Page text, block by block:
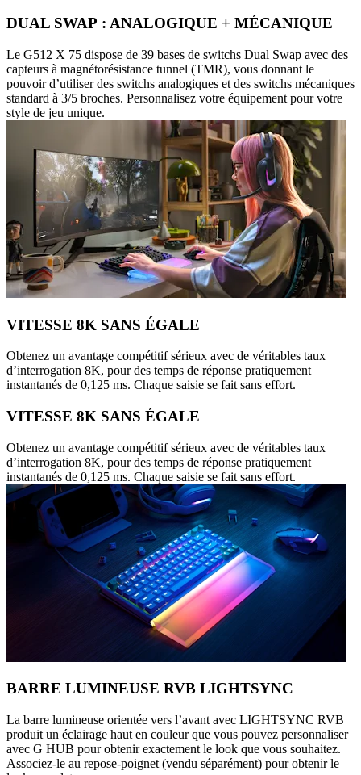
DUAL SWAP : ANALOGIQUE + MÉCANIQUE
Le G512 X 75 dispose de 39 bases de switchs Dual Swap avec des
capteurs à magnétorésistance tunnel (TMR), vous donnant le
pouvoir d’utiliser des switchs analogiques et des switchs mécaniques
standard à 3/5 broches. Personnalisez votre équipement pour votre
style de jeu unique.
VITESSE 8K SANS ÉGALE
Obtenez un avantage compétitif sérieux avec de véritables taux
d’interrogation 8K, pour des temps de réponse pratiquement
instantanés de 0,125 ms. Chaque saisie se fait sans effort.
VITESSE 8K SANS ÉGALE
Obtenez un avantage compétitif sérieux avec de véritables taux
d’interrogation 8K, pour des temps de réponse pratiquement
instantanés de 0,125 ms. Chaque saisie se fait sans effort.
BARRE LUMINEUSE RVB LIGHTSYNC
La barre lumineuse orientée vers l’avant avec LIGHTSYNC RVB
produit un éclairage haut en couleur que vous pouvez personnaliser
avec G HUB pour obtenir exactement le look que vous souhaitez.
Associez-le au repose-poignet (vendu séparément) pour obtenir le